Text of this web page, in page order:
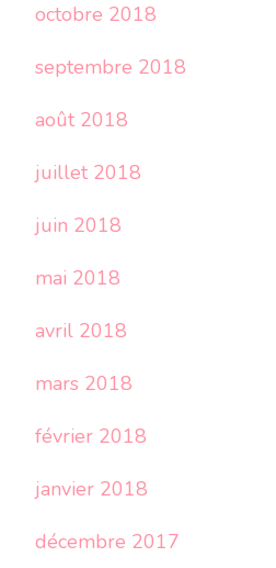
octobre 2018
septembre 2018
août 2018
juillet 2018
juin 2018
mai 2018
avril 2018
mars 2018
février 2018
janvier 2018
décembre 2017